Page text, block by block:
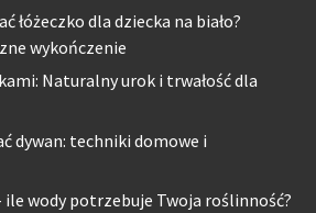
łóżeczko dla dziecka na biało?
wykończenie
Naturalny urok i trwałość dla
dywan: techniki domowe i
ile wody potrzebuje Twoja roślinność?